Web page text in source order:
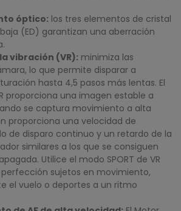
óptico: los tres elementos de cristal
(ED) garantizan una aberración
vibración (VR): minimiza las
lo que permite disparar a
hasta 4,5 pasos más lentas. El
proporciona una imagen estable a
se captura movimiento a alta
proporciona una velocidad de
de disparo continuo y un retardo de la
similares a los que se consiguen
Utilice el modo SPORT de VR
sujetos en movimiento,
el vuelo o deportes a un ritmo